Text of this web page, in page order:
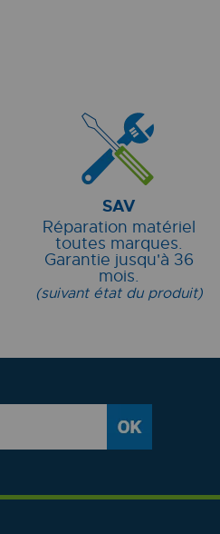
SAV
Réparation matériel
toutes marques.
Garantie jusqu'à 36
mois.
(suivant état du produit)